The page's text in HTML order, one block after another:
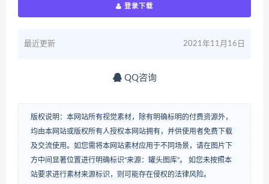
登录下载
最近更新 2021年11月16日
QQ咨询
版权说明：本网站所有视觉素材，除有明确标明的付费资源外，
均由本网站或版权所有人授权本网站拥有，并供使用者免费下载
及交流使用。如您需将本网站素材应用于不同场景，请在图片下
方中间显著位置进行明确标识“来源：罐头图库”。 如您未按照本
站要求进行素材来源标识，则可能存在侵权的法律风险。